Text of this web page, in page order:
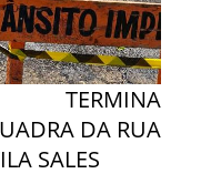
DA RUA
SALES